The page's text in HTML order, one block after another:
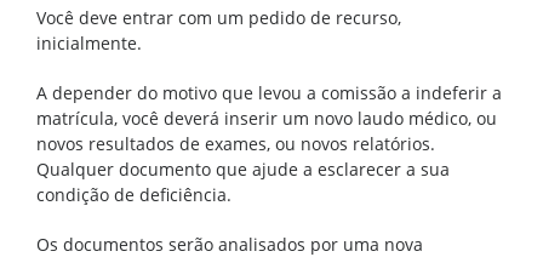
Você deve entrar com um pedido de recurso,
inicialmente.
A depender do motivo que levou a comissão a indeferir a
matrícula, você deverá inserir um novo laudo médico, ou
novos resultados de exames, ou novos relatórios.
Qualquer documento que ajude a esclarecer a sua
condição de deficiência.
Os documentos serão analisados por uma nova